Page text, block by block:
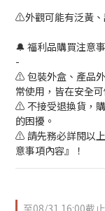
⚠️外觀可能有泛黃、
🔔 福利品購買注意
-
⚠ 包裝外盒、產品
常使用，皆在安全
⚠ 不接受退換貨，
的困擾。
⚠ 請先務必詳閱以
意事項內容』！
至08/31 16:00截止